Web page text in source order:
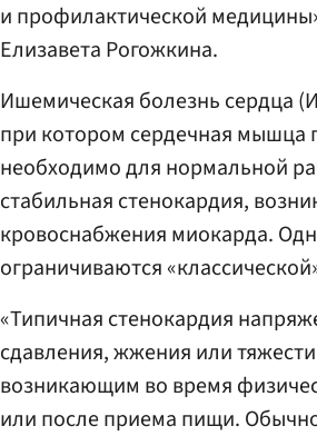
и профилактической
Елизавета Рогожкина.
Ишемическая болезнь сердца
при котором сердечная мышца
необходимо для нормальной
стабильная стенокардия,
кровоснабжения миокарда.
ограничиваются
«Типичная стенокардия
сдавления, жжения или
возникающим во время
или после приема пищи.